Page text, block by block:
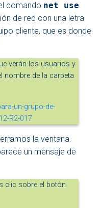
comando net use
de red con una letra
cliente, que es donde
verán los usuarios y
nombre de la carpeta
la ventana.
un mensaje de
clic sobre el botón